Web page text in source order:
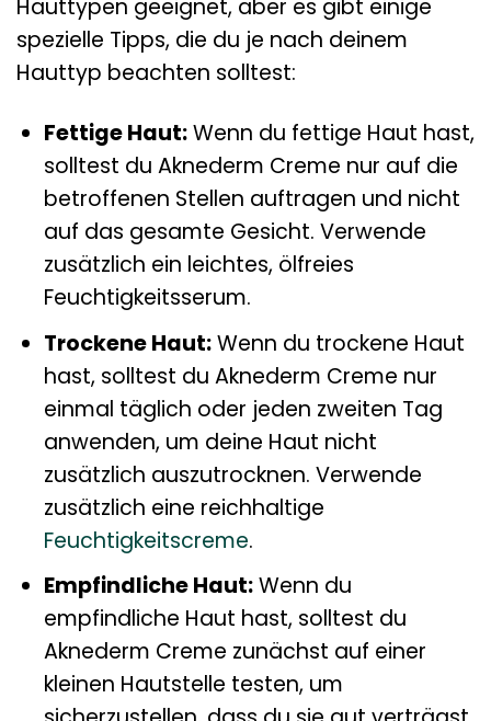
Hauttypen geeignet, aber es gibt einige
spezielle Tipps, die du je nach deinem
Hauttyp beachten solltest:
Fettige Haut:Wenn du fettige Haut hast,
solltest du Aknederm Creme nur auf die
betroffenen Stellen auftragen und nicht
auf das gesamte Gesicht. Verwende
zusätzlich ein leichtes, ölfreies
Feuchtigkeitsserum.
Trockene Haut:Wenn du trockene Haut
hast, solltest du Aknederm Creme nur
einmal täglich oder jeden zweiten Tag
anwenden, um deine Haut nicht
zusätzlich auszutrocknen. Verwende
zusätzlich eine reichhaltige
Feuchtigkeitscreme.
Empfindliche Haut:Wenn du
empfindliche Haut hast, solltest du
Aknederm Creme zunächst auf einer
kleinen Hautstelle testen, um